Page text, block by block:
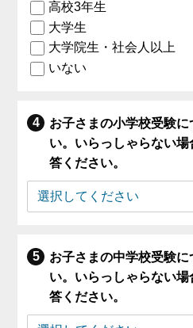
高校3年生
大学生
大学院生・社会人以上
いない
お子さまの小学校受験
い。いらっしゃらない
答ください。
お子さまの中学校受験
い。いらっしゃらない
答ください。